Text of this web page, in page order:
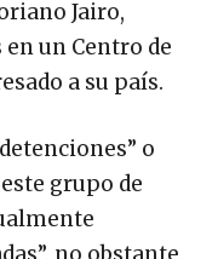
Jairo,
un Centro de
a su país.
o
grupo de